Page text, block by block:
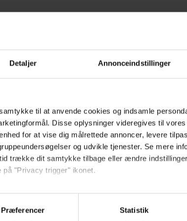
Detaljer Annonceindstillinger
til at anvende cookies og indsamle
Disse oplysninger videregives til
for at vise dig målrettede annoncer, levere
og udvikle tjenester. Se mere
trække dit samtykke tilbage eller ændre
"Privacy trigger" ikonet.
din placering, der kan være nøjagtig inden for få
Præferencer Statistik
Hold dig opdateret
Ved tilmelding accepterer jeg
samtidig Kino.dks
Markedsføringssamtykke
Om Kino.dk